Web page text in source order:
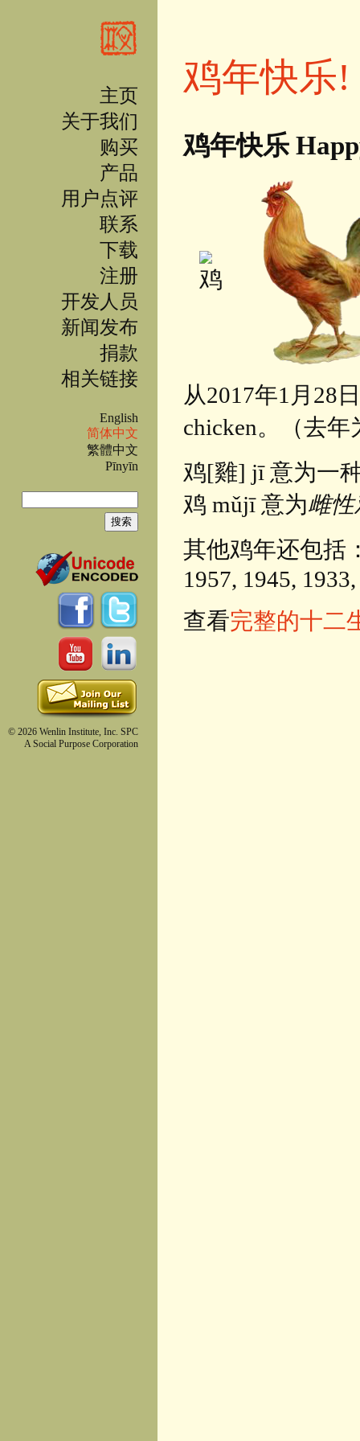
主页
关于我们
购买
产品
用户点评
联系
下载
注册
开发人员
新闻发布
捐款
相关链接
English
简体中文
繁體中文
Pīnyīn
搜索表单
搜索
© 2026 Wenlin Institute, Inc. SPC
A Social Purpose Corporation
鸡年快乐!
鸡年快乐
从2017年1月28
chicken。（去年
鸡[雞] jī 意为一
鸡 mǔjī 意为雌性
其他鸡年还包括
1957, 1945,
查看完整的十二